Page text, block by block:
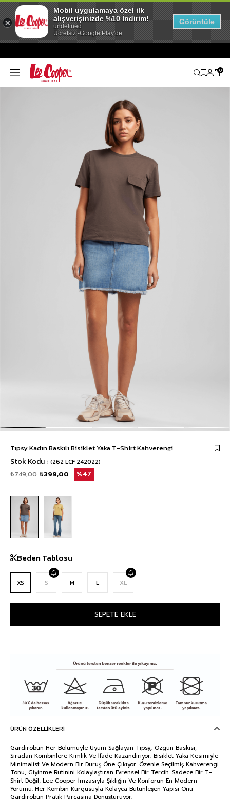
0
Tıpsy Kadın Baskılı Bisiklet Yaka T-Shirt Kahverengi
Stok Kodu (262 LCF 242022)
₺749,00 ₺399,00 47
Beden Tablosu
XS S M L XL
ÜRÜN ÖZELLIKLERI
Gardırobun Her Bölümüyle Uyum Sağlayan Tıpsy,. Özgün Baskısı,
Sıradan Kombinlere Kimlik Ve İfade Kazandırıyor. Bisiklet Yaka Kesimiyle
Minimalist Ve Modern Bir Duruş Öne Çıkıyor. Özenle Seçilmiş Kahverengi
Tonu, Giyinme Rutinini Kolaylaştıran Evrensel Bir Tercih. Sadece Bir T-
Shirt Değil; Lee Cooper İmzasıyla Şıklığın Ve Konforun En Modern
Yorumu. Her Kombin Kurgusuyla Kolayca Bütünleşen Yapısı Onu
Mobil uygulamaya özel ilk
alışverişinizde %10 İndirim!
undefined
Ücretsiz -Google Play'de
Görüntüle